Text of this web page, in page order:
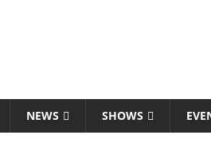
NEWS SHOWS